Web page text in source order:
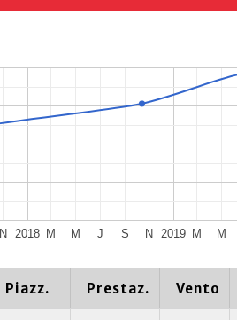
2018 2019
N M M J S N M M
Piazz. Prestaz. Vento